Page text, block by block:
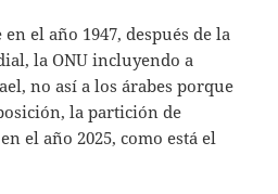
el año 1947, después de la
la ONU incluyendo a
no así a los árabes porque
la partición de
el año 2025, como está el